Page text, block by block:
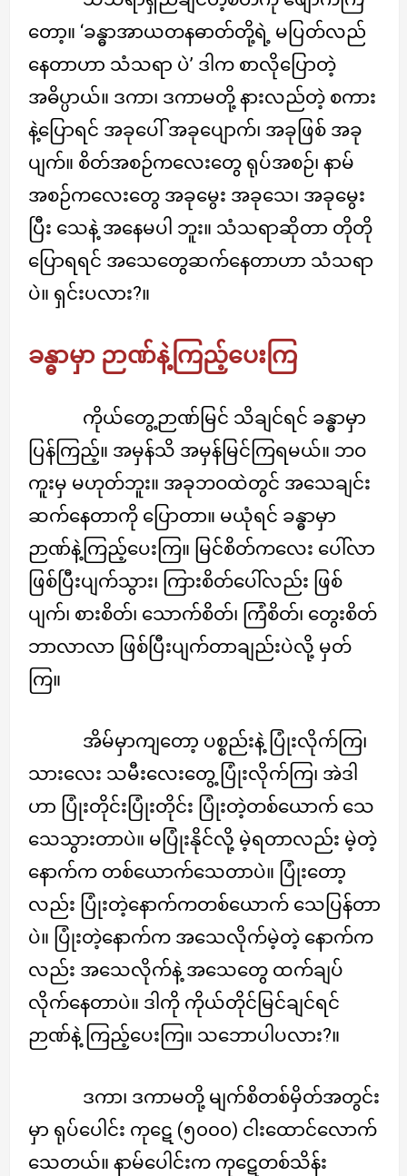
တော့။ ‘ခန္ဓာအာယတနဓာတ်တို့ရဲ့ မပြတ်လည်
နေတာဟာ သံသရာ ပဲ’ ဒါက စာလိုပြောတဲ့
အဓိပ္ပာယ်။ ဒကာ၊ ဒကာမတို့ နားလည်တဲ့ စကား
နဲ့ပြောရင် အခုပေါ် အခုပျောက်၊ အခုဖြစ် အခု
ပျက်။ စိတ်အစဉ်ကလေးတွေ ရုပ်အစဉ်၊ နာမ်
အစဉ်ကလေးတွေ အခုမွေး အခုသေ၊ အခုမွေး
ပြီး သေနဲ့ အနေမပါ ဘူး။ သံသရာဆိုတာ တိုတို
ပြောရရင် အသေတွေဆက်နေတာဟာ သံသရာ
ပဲ။ ရှင်းပလား?။
ခန္ဓာမှာ ဉာဏ်နဲ့ကြည့်ပေးကြ
ကိုယ်တွေ့ဉာဏ်မြင် သိချင်ရင် ခန္ဓာမှာ
ပြန်ကြည့်။ အမှန်သိ အမှန်မြင်ကြရမယ်။ ဘဝ
ကူးမှ မဟုတ်ဘူး။ အခုဘဝထဲတွင် အသေချင်း
ဆက်နေတာကို ပြောတာ။ မယုံရင် ခန္ဓာမှာ
ဉာဏ်နဲ့ကြည့်ပေးကြ။ မြင်စိတ်ကလေး ပေါ်လာ
ဖြစ်ပြီးပျက်သွား၊ ကြားစိတ်ပေါ်လည်း ဖြစ်
ပျက်၊ စားစိတ်၊ သောက်စိတ်၊ ကြံစိတ်၊ တွေးစိတ်
ဘာလာလာ ဖြစ်ပြီးပျက်တာချည်းပဲလို့ မှတ်
ကြ။
အိမ်မှာကျတော့ ပစ္စည်းနဲ့ ပြုံးလိုက်ကြ၊
သားလေး သမီးလေးတွေ့ ပြုံးလိုက်ကြ၊ အဲဒါ
ဟာ ပြုံးတိုင်းပြုံးတိုင်း ပြုံးတဲ့တစ်ယောက် သေ
သေသွားတာပဲ။ မပြုံးနိုင်လို့ မဲ့ရတာလည်း မဲ့တဲ့
နောက်က တစ်ယောက်သေတာပဲ။ ပြုံးတော့
လည်း ပြုံးတဲ့နောက်ကတစ်ယောက် သေပြန်တာ
ပဲ။ ပြုံးတဲ့နောက်က အသေလိုက်မဲ့တဲ့ နောက်က
လည်း အသေလိုက်နဲ့ အသေတွေ ထက်ချပ်
လိုက်နေတာပဲ။ ဒါကို ကိုယ်တိုင်မြင်ချင်ရင်
ဉာဏ်နဲ့ ကြည့်ပေးကြ။ သဘောပါပလား?။
ဒကာ၊ ဒကာမတို့ မျက်စိတစ်မှိတ်အတွင်း
မှာ ရုပ်ပေါင်း ကုဋေ (၅၀၀၀) ငါးထောင်လောက်
သေတယ်။ နာမ်ပေါင်းက ကုဋေတစ်သိန်း